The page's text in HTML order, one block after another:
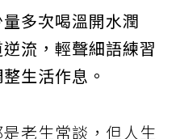
多次喝溫開水潤
流，輕聲細語練習
生活作息。
老生常談，但人生